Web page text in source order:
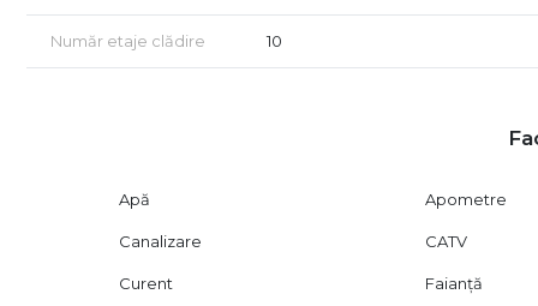
Vizionarea se face doar pe baza semnării unui contract
1169) privind libertatea contractuală.
Număr etaje clădire 10
Apă Apometre
Canalizare CATV
Curent Faianță